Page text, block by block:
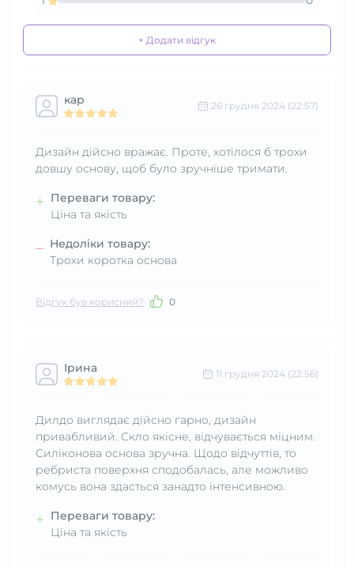
+ Додати відгук
кар 26 грудня 2024 (22:57)
Дизайн дійсно вражає. Проте, хотілося б трохи
довшу основу, щоб було зручніше тримати.
+ Переваги товару:
Ціна та якість
– Недоліки товару:
Трохи коротка основа
Відгук був корисний? 0
Ірина 11 грудня 2024 (22:56)
Дилдо виглядає дійсно гарно, дизайн
привабливий. Скло якісне, відчувається міцним.
Силіконова основа зручна. Щодо відчуттів, то
ребриста поверхня сподобалась, але можливо
комусь вона здасться занадто інтенсивною.
+ Переваги товару:
Ціна та якість